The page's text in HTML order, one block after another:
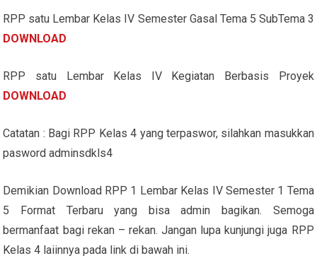
RPP satu Lembar Kelas IV Semester Gasal Tema 5 SubTema 3
DOWNLOAD
RPP satu Lembar Kelas IV Kegiatan Berbasis Proyek
DOWNLOAD
Catatan : Bagi RPP Kelas 4 yang terpaswor, silahkan masukkan
pasword adminsdkls4
Demikian Download RPP 1 Lembar Kelas IV Semester 1 Tema
5 Format Terbaru yang bisa admin bagikan. Semoga
bermanfaat bagi rekan – rekan. Jangan lupa kunjungi juga RPP
Kelas 4 laiinnya pada link di bawah ini.